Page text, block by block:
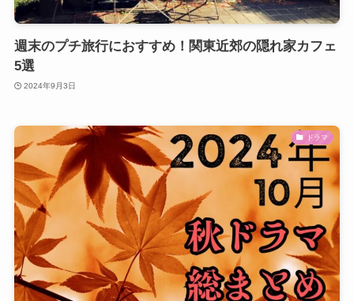
週末のプチ旅行におすすめ！関東近郊の隠れ家カフェ
5選
2024年9月3日
ドラマ